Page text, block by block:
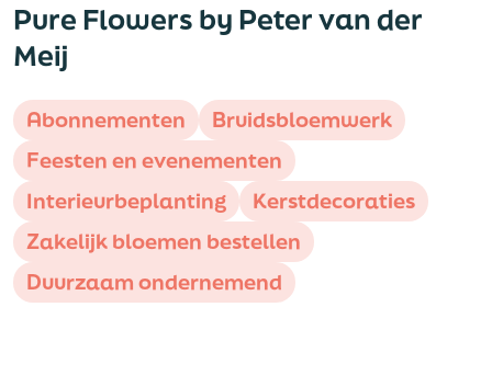
Pure Flowers by Peter van der
Meij
Abonnementen
Bruidsbloemwerk
Feesten en evenementen
Interieurbeplanting
Kerstdecoraties
Zakelijk bloemen bestellen
Duurzaam ondernemend